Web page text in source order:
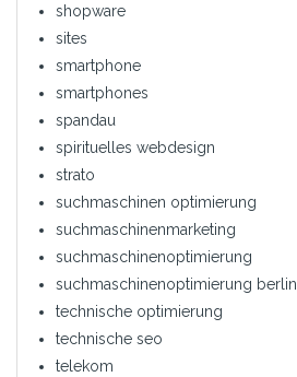
shopware
sites
smartphone
smartphones
spandau
spirituelles webdesign
strato
suchmaschinen optimierung
suchmaschinenmarketing
suchmaschinenoptimierung
suchmaschinenoptimierung berlin
technische optimierung
technische seo
telekom